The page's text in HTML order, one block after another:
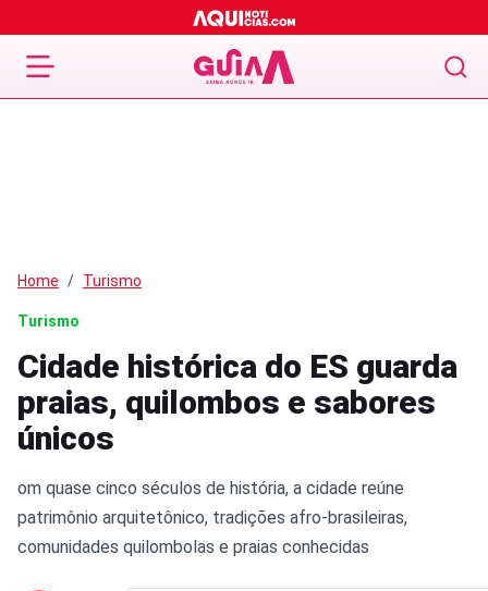
Home Turismo
Turismo
Cidade histórica do ES guarda
praias, quilombos e sabores
únicos
om quase cinco séculos de história, a cidade reúne
patrimônio arquitetônico, tradições afro-brasileiras,
comunidades quilombolas e praias conhecidas